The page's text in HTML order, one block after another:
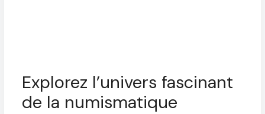
Explorez l’univers fascinant
de la numismatique